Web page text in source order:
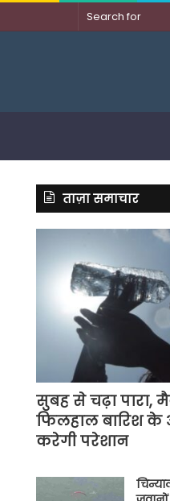
ताज़ा समाचार
सुबह से चढ़ा पारा,
फिलहाल बारिश के
करेगी परेशान